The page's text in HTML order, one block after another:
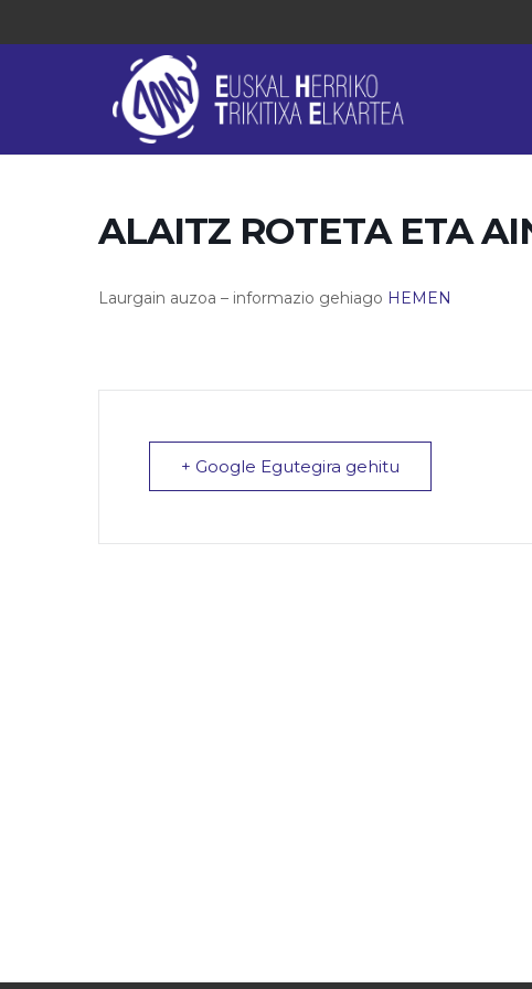
ALAITZ ROTETA ETA
Laurgain auzoa – informazio gehiago HEMEN
+ Google Egutegira gehitu